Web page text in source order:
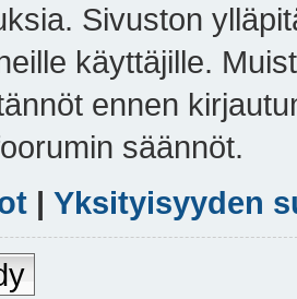
Sivuston
käyttäjille.
ennen
säännöt.
| Yksityisyyden